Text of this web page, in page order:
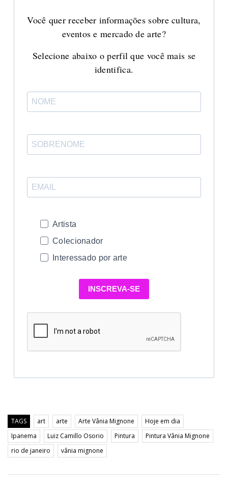
Você quer receber informações sobre cultura,
eventos e mercado de arte?
Selecione abaixo o perfil que você mais se
identifica.
Artista
Colecionador
Interessado por arte
INSCREVA-SE
TAGS art arte Arte Vânia Mignone
Hoje em dia
Ipanema
Luiz Camillo Osorio Pintura
Pintura Vânia Mignone
rio de janeiro
vânia mignone